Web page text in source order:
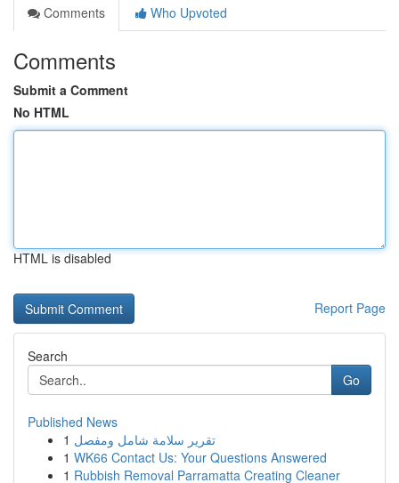
Comments
Who Upvoted
Comments
Submit a Comment
No HTML
HTML is disabled
Report Page
Search
Go
Published News
1 تقرير سلامة شامل ومفصل
1 WK66 Contact Us: Your Questions Answered
1 Rubbish Removal Parramatta Creating Cleaner